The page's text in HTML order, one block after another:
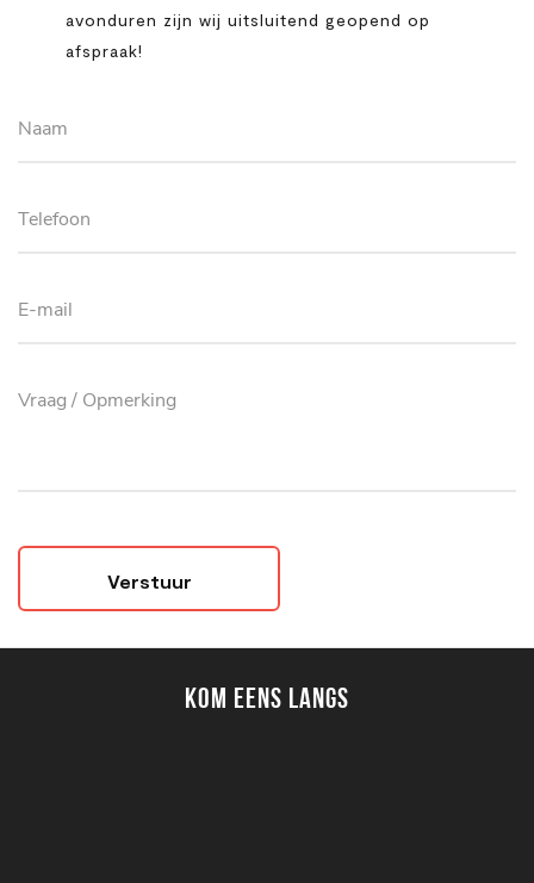
avonduren zijn wij uitsluitend geopend op
afspraak!
Verstuur
Kom eens langs